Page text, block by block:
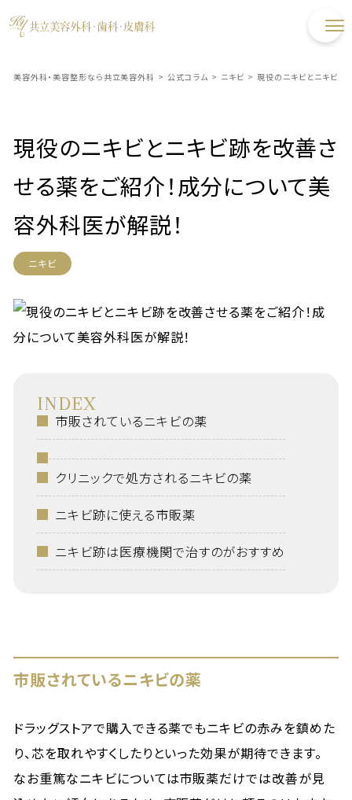
美容外科・美容整形なら共立美容外科 > 公式コラム > ニキビ > 現役のニキビとニキビ跡
現役のニキビとニキビ跡を改善さ
せる薬をご紹介！成分について美
容外科医が解説！
ニキビ
INDEX
市販されているニキビの薬
クリニックで処方されるニキビの薬
ニキビ跡に使える市販薬
ニキビ跡は医療機関で治すのがおすすめ
市販されているニキビの薬
ドラッグストアで購入できる薬でもニキビの赤みを鎮めた
り、芯を取れやすくしたりといった効果が期待できます。
なお重篤なニキビについては市販薬だけでは改善が見